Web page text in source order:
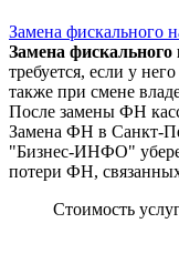
Замена фискального
Замена
требуется, если у
также при смене
После замены ФН
Замена ФН в Санкт-
"Бизнес-ИНФО"
потери ФН,
Стоимость